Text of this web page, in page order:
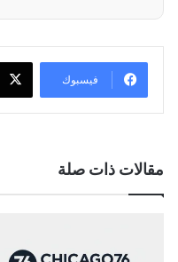
فيسبوك
مقالات ذات صلة